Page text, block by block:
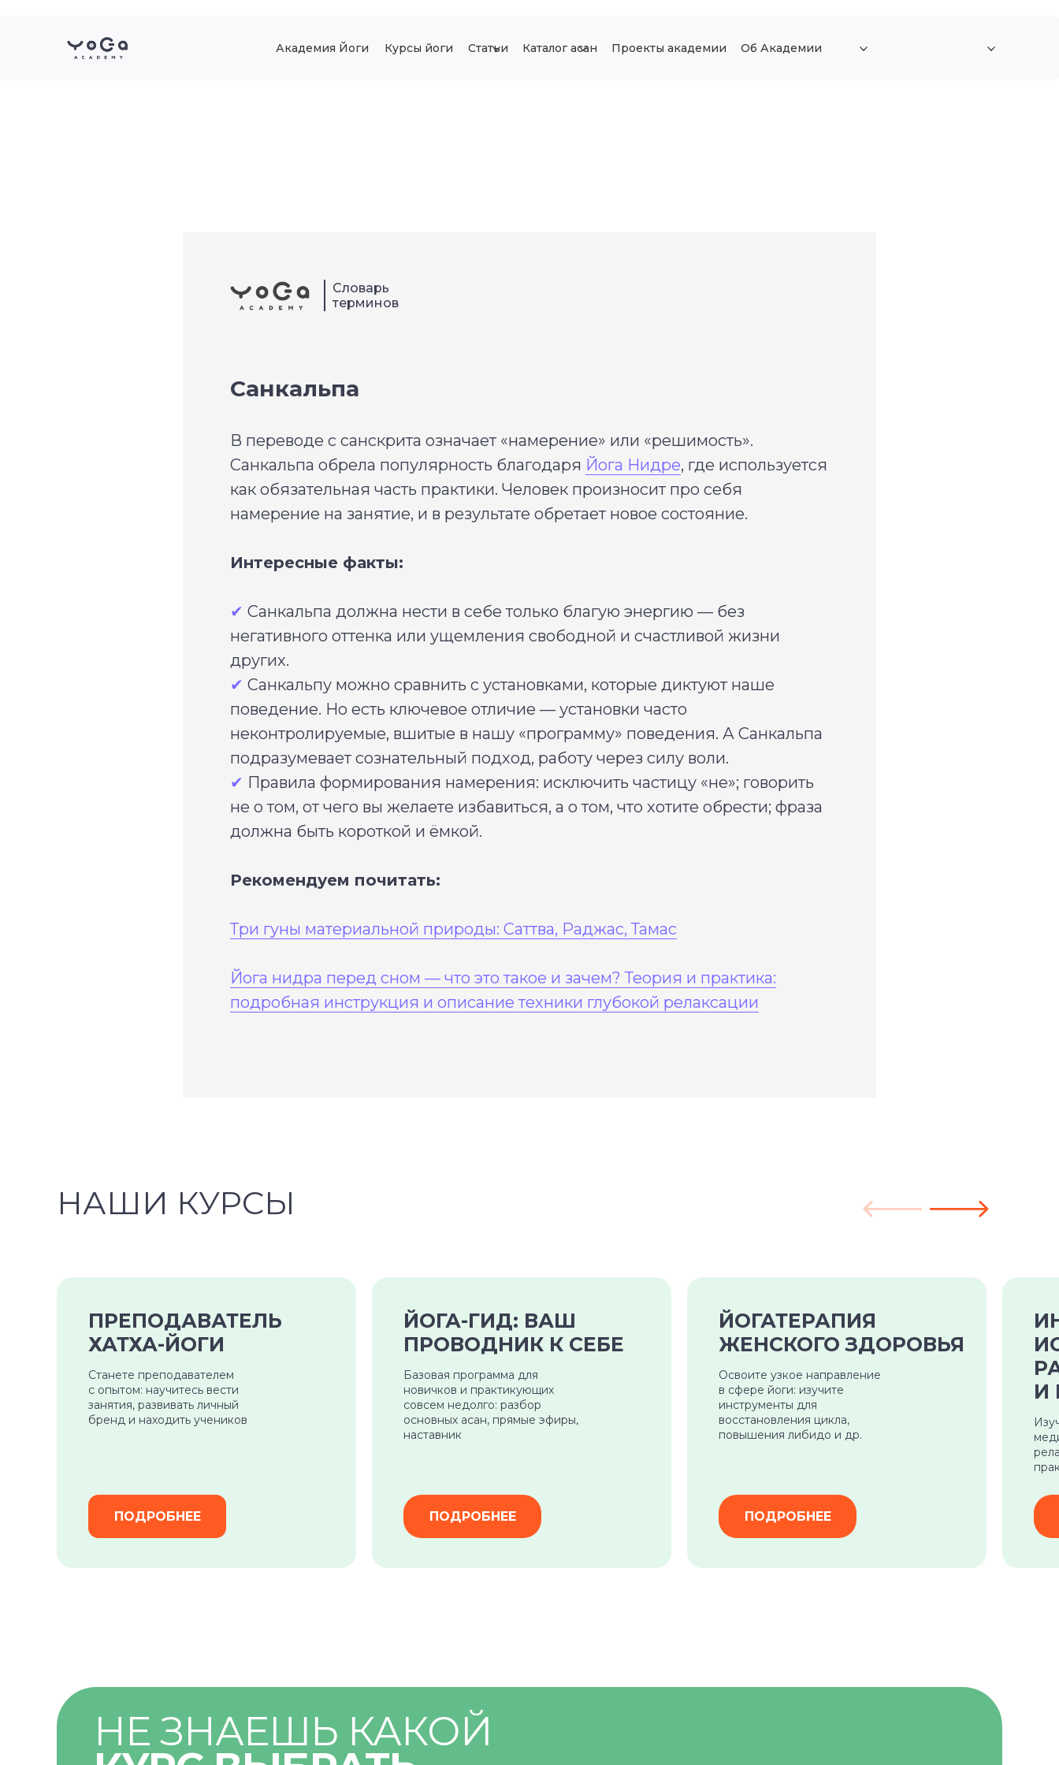
Академия Йоги Курсы йоги Статьи Каталог асан Проекты академии Об Академии
Словарь
терминов
Санкальпа
В переводе с санскрита означает «намерение» или «решимость».
Санкальпа обрела популярность благодаря Йога Нидре, где используется
как обязательная часть практики. Человек произносит про себя
намерение на занятие, и в результате обретает новое состояние.
Интересные факты:
✔ Санкальпа должна нести в себе только благую энергию — без
негативного оттенка или ущемления свободной и счастливой жизни
других.
✔ Санкальпу можно сравнить с установками, которые диктуют наше
поведение. Но есть ключевое отличие — установки часто
неконтролируемые, вшитые в нашу «программу» поведения. А Санкальпа
подразумевает сознательный подход, работу через силу воли.
✔ Правила формирования намерения: исключить частицу «не»; говорить
не о том, от чего вы желаете избавиться, а о том, что хотите обрести; фраза
должна быть короткой и ёмкой.
Рекомендуем почитать:
Три гуны материальной природы: Саттва, Раджас, Тамас
Йога нидра перед сном — что это такое и зачем? Теория и практика:
подробная инструкция и описание техники глубокой релаксации
НАШИ КУРСЫ
ЙОГАТЕРАПИЯ
ЖЕНСКОГО ЗДОРОВЬЯ
ПРЕПОДАВАТЕЛЬ
ХАТХА-ЙОГИ
Станете преподавателем
с опытом: научитесь вести
занятия, развивать личный
бренд и находить учеников
ПОДРОБНЕЕ
И
ЙОГА-ГИД: ВАШ
ПРОВОДНИК К СЕБЕ
Базовая программа для
новичков и практикующих
совсем недолго: разбор
основных асан, прямые эфиры,
наставник
ПОДРОБНЕЕ
Освоите узкое направление
в сфере йоги: изучите
инструменты для
восстановления цикла,
повышения либидо и др.
ПОДРОБНЕЕ
НЕ ЗНАЕШЬ КАКОЙ